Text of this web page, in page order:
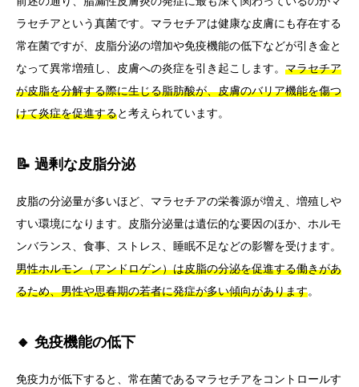
ラセチアという真菌です。マラセチアは健康な皮膚にも存在する
常在菌ですが、皮脂分泌の増加や免疫機能の低下などが引き金と
なって異常増殖し、皮膚への炎症を引き起こします。 マラセチア
が皮脂を分解する際に生じる脂肪酸が、皮膚のバリア機能を傷つ
けて炎症を促進すると考えられています。
📝 過剰な皮脂分泌
皮脂の分泌量が多いほど、マラセチアの栄養源が増え、増殖しや
すい環境になります。皮脂分泌量は遺伝的な要因のほか、ホルモ
ンバランス、食事、ストレス、睡眠不足などの影響を受けます。
男性ホルモン（アンドロゲン）は皮脂の分泌を促進する働きがあ
るため、男性や思春期の若者に発症が多い傾向があります。
🔸 免疫機能の低下
免疫力が低下すると、常在菌であるマラセチアをコントロールす